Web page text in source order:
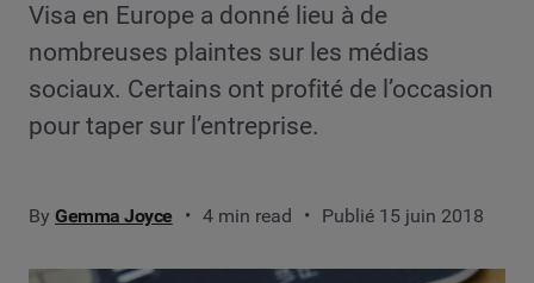
Visa en Europe a donné lieu à de
nombreuses plaintes sur les médias
sociaux. Certains ont profité de l’occasion
pour taper sur l’entreprise.
By Gemma Joyce 4 min read Publié 15 juin 2018